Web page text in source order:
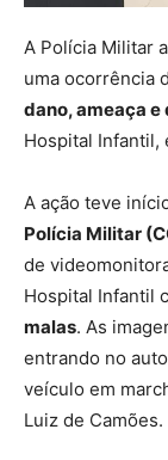
A Polícia Militar
uma ocorrência
dano, ameaça
Hospital Infantil,
A ação teve
Polícia Militar
de
Hospital Infantil
malas. As
entrando no
veículo em
Luiz de Camões.